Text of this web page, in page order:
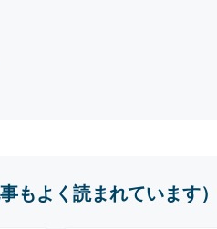
もよく読まれています）